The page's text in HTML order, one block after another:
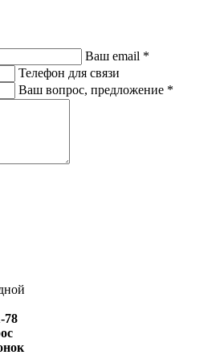
Ваш email *
Телефон для связи
Ваш вопрос, предложение *
78